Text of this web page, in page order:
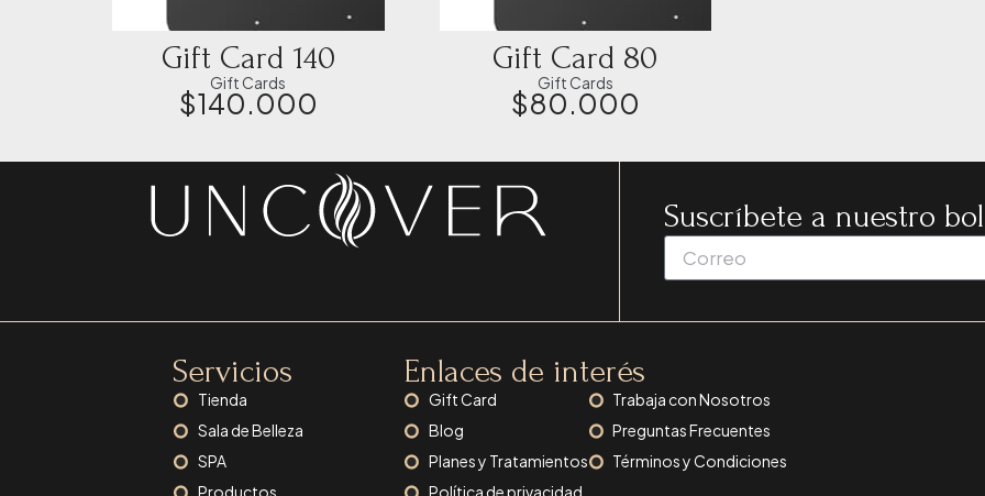
Gift Card 140
Gift Cards
$140.000
Gift Card 80
Gift Cards
$80.000
Suscríbete a nuestro
Servicios
Tienda
Sala de Belleza
SPA
Productos
Enlaces de interés
Gift Card
Blog
Planes y Tratamientos
Política de privacidad
Trabaja con Nosotros
Preguntas Frecuentes
Términos y Condiciones